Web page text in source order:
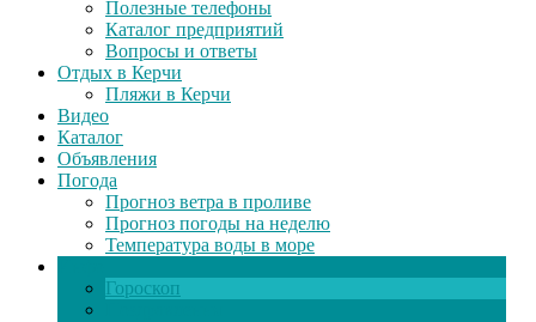
Полезные телефоны
Каталог предприятий
Вопросы и ответы
Отдых в Керчи
Пляжи в Керчи
Видео
Каталог
Объявления
Погода
Прогноз ветра в проливе
Прогноз погоды на неделю
Температура воды в море
Гороскоп